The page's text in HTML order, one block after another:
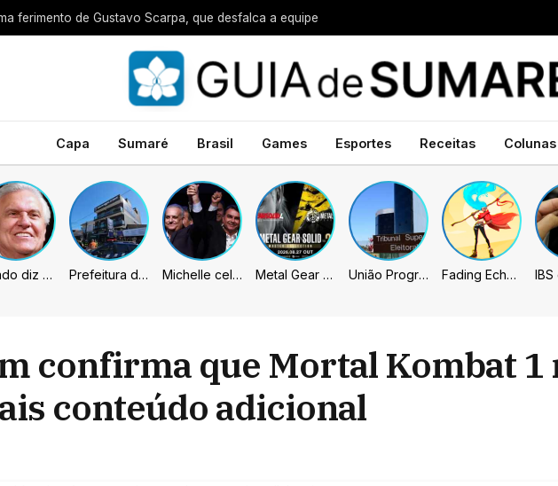
ferimento de Gustavo Scarpa, que desfalca a equipe
Capa Sumaré Brasil Games Esportes Receitas Colunas
Caiado diz que “governa” com emendas e julga facções terroristas Prefeitura de Sumaré inaugura nova subsede da GCM na Área Cura Michelle celebra vice de Flávio: “Que chapa possa ser vitoriosa” Metal Gear Solid: Master Collection 2 terá legendas e menus em portugues União Progressista e PL terão mais tempo de propaganda eleitoral Fading Echo – Review
confirma que Mortal Kombat 1
conteúdo adicional